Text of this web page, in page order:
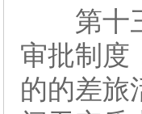
第十三
审批制度
的的差旅